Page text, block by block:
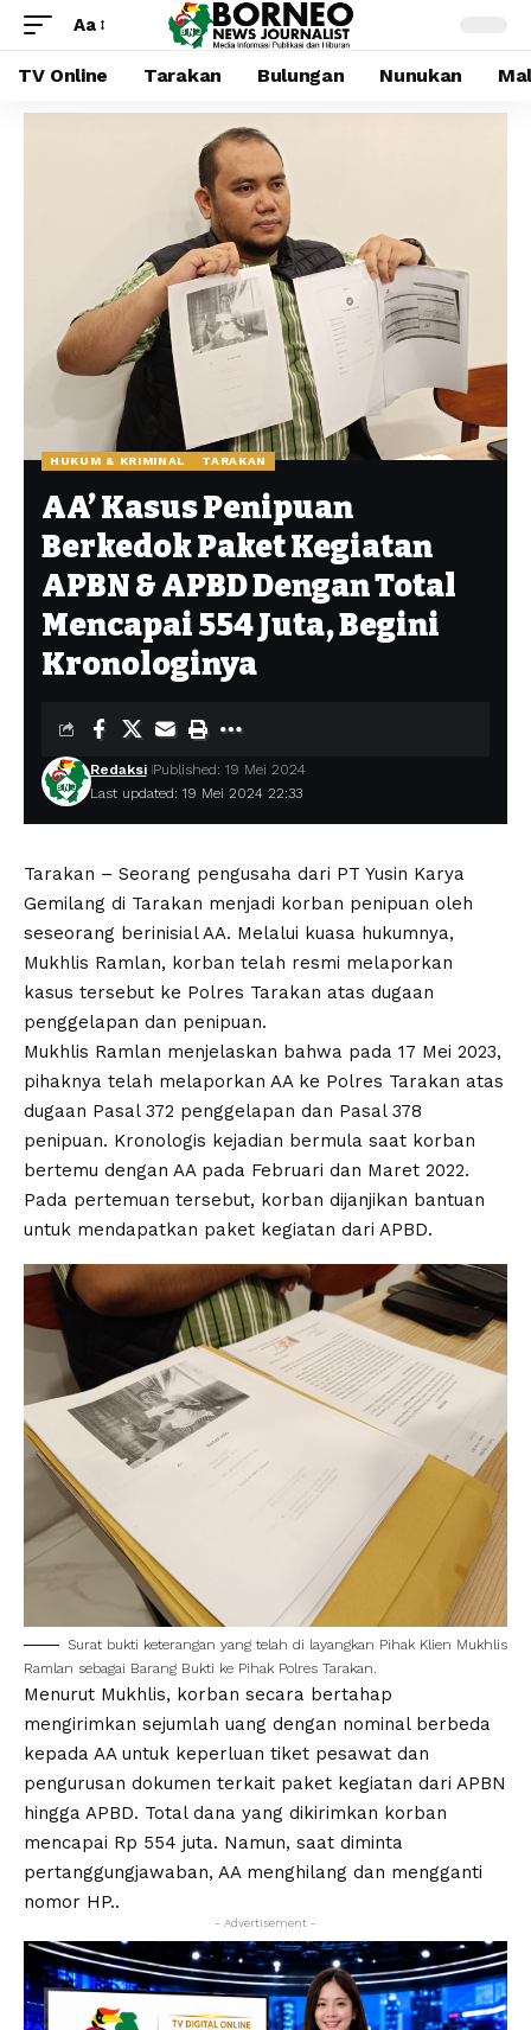
Aa
TV Online Tarakan Bulungan Nunukan
HUKUM & KRIMINAL TARAKAN
AA’ Kasus Penipuan
Berkedok Paket Kegiatan
APBN & APBD Dengan Total
Mencapai 554 Juta, Begini
Kronologinya
Last updated: 19 Mei 2024 22:33
Redaksi Published: 19 Mei 2024
Tarakan – Seorang pengusaha dari PT Yusin Karya
Gemilang di Tarakan menjadi korban penipuan oleh
seseorang berinisial AA. Melalui kuasa hukumnya,
Mukhlis Ramlan, korban telah resmi melaporkan
kasus tersebut ke Polres Tarakan atas dugaan
penggelapan dan penipuan.
Mukhlis Ramlan menjelaskan bahwa pada 17 Mei 2023,
pihaknya telah melaporkan AA ke Polres Tarakan atas
dugaan Pasal 372 penggelapan dan Pasal 378
penipuan. Kronologis kejadian bermula saat korban
bertemu dengan AA pada Februari dan Maret 2022.
Pada pertemuan tersebut, korban dijanjikan bantuan
untuk mendapatkan paket kegiatan dari APBD.
Surat bukti keterangan yang telah di layangkan Pihak Klien Mukhlis
Ramlan sebagai Barang Bukti ke Pihak Polres Tarakan.
Menurut Mukhlis, korban secara bertahap
mengirimkan sejumlah uang dengan nominal berbeda
kepada AA untuk keperluan tiket pesawat dan
pengurusan dokumen terkait paket kegiatan dari APBN
hingga APBD. Total dana yang dikirimkan korban
mencapai Rp 554 juta. Namun, saat diminta
pertanggungjawaban, AA menghilang dan mengganti
nomor HP..
- Advertisement -